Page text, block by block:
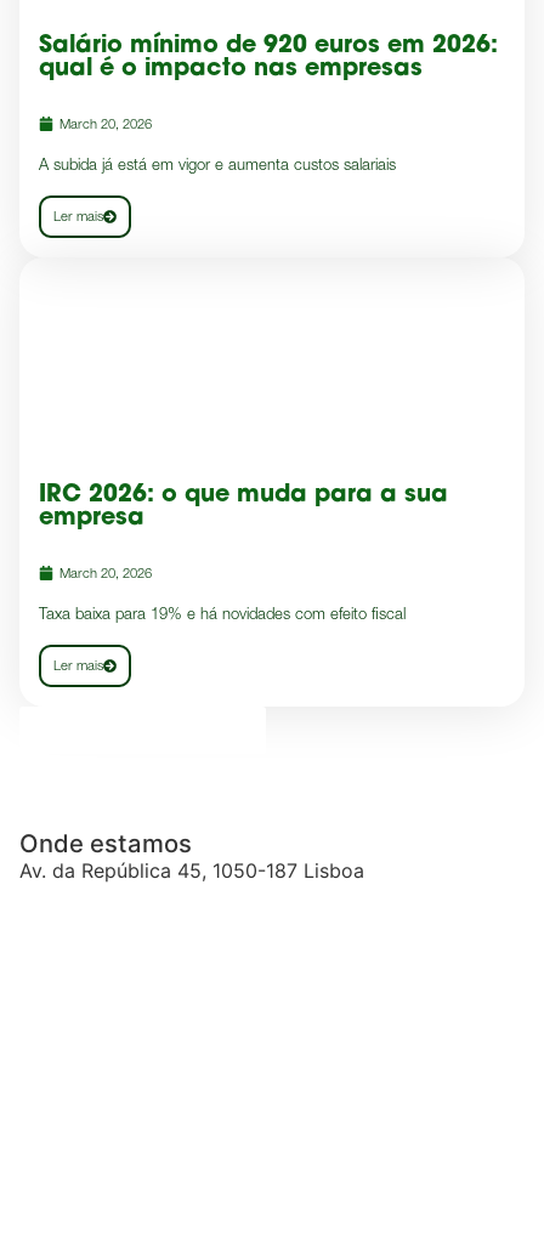
Salário mínimo de 920 euros em 2026:
qual é o impacto nas empresas
March 20, 2026
A subida já está em vigor e aumenta custos salariais
Ler mais
IRC 2026: o que muda para a sua
empresa
March 20, 2026
Taxa baixa para 19% e há novidades com efeito fiscal
Ler mais
Onde estamos
Av. da República 45, 1050-187 Lisboa